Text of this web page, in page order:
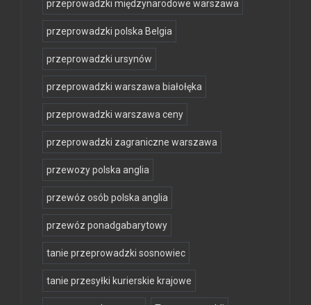
przeprowadzki międzynarodowe warszawa
przeprowadzki polska Belgia
przeprowadzki ursynów
przeprowadzki warszawa białołęka
przeprowadzki warszawa ceny
przeprowadzki zagraniczne warszawa
przewozy polska anglia
przewóz osób polska anglia
przewóz ponadgabarytowy
tanie przeprowadzki sosnowiec
tanie przesyłki kurierskie krajowe